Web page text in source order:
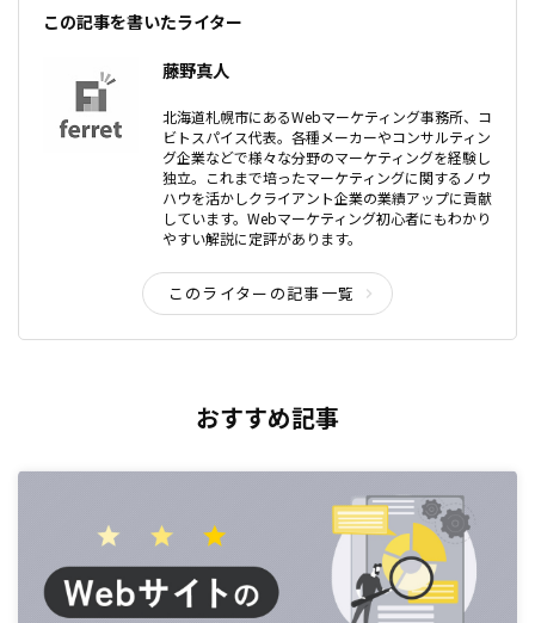
この記事を書いたライター
藤野真人
北海道札幌市にあるWebマーケティング事務所、コ
ビトスパイス代表。各種メーカーやコンサルティン
グ企業などで様々な分野のマーケティングを経験し
独立。これまで培ったマーケティングに関するノウ
ハウを活かしクライアント企業の業績アップに貢献
しています。Webマーケティング初心者にもわかり
やすい解説に定評があります。
このライターの記事一覧
おすすめ記事